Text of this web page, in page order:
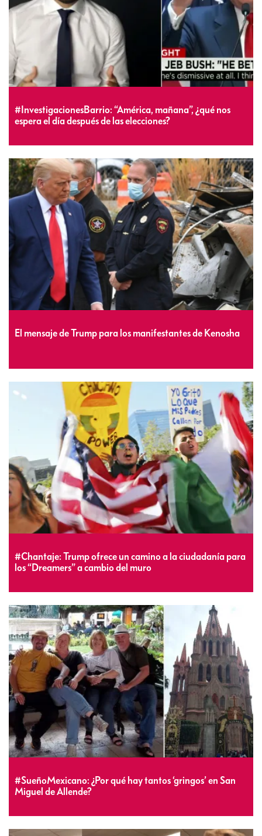
#InvestigacionesBarrio: “América, mañana”, ¿qué nos
espera el día después de las elecciones?
El mensaje de Trump para los manifestantes de Kenosha
#Chantaje: Trump ofrece un camino a la ciudadanía para
los “Dreamers” a cambio del muro
#SueñoMexicano: ¿Por qué hay tantos ‘gringos’ en San
Miguel de Allende?